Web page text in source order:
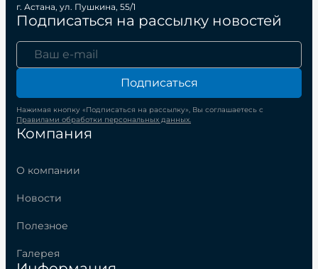
Компания
О компании
Новости
Полезное
Галерея
г. Астана, ул. Пушкина, 55/1
Подписаться на рассылку новостей
Подписаться
Нажимая кнопку «Подписаться на рассылку», Вы соглашаетесь с
Правилами обработки персональных данных.